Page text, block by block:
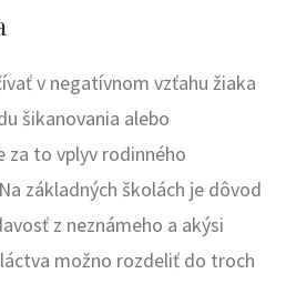
v negatívnom vzťahu žiaka
šikanovania alebo
za to vplyv rodinného
základných školách je dôvod
z neznámeho a akýsi
možno rozdeliť do troch